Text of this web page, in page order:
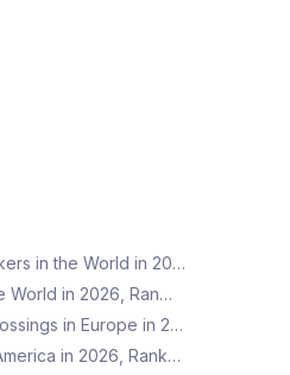
in the World in 20…
World in 2026, Ran…
in Europe in 2…
in 2026, Rank…